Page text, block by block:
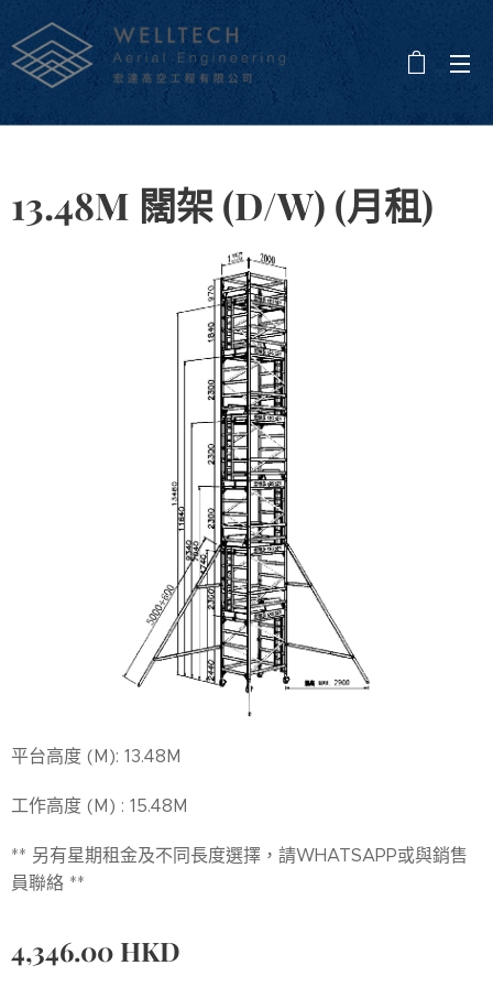
13.48M 闊架 (D/W) (月租)
平台高度 (M): 13.48M
工作高度 (M) : 15.48M
** 另有星期租金及不同長度選擇，請WHATSAPP或與銷售
員聯絡 **
4,346.00 HKD